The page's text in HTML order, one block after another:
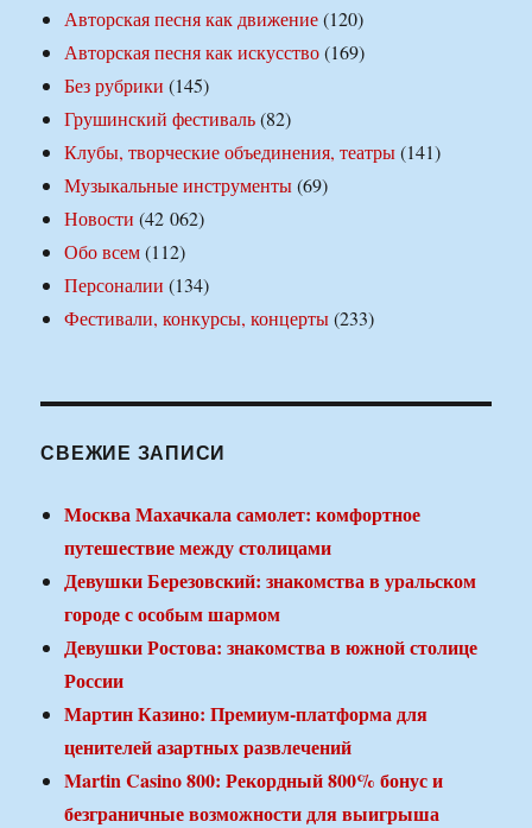
Авторская песня как движение(120)
Авторская песня как искусство(169)
Без рубрики (145)
Грушинский фестиваль(82)
Клубы, творческие объединения, театры(141)
Музыкальные инструменты(69)
Новости (42 062)
Обо всем(112)
Персоналии (134)
Фестивали, конкурсы, концерты(233)
СВЕЖИЕ ЗАПИСИ
Москва Махачкала самолет: комфортное
путешествие между столицами
Девушки Березовский: знакомства в уральском
городе с особым шармом
Девушки Ростова: знакомства в южной столице
России
Мартин Казино: Премиум-платформа для
ценителей азартных развлечений
Martin Casino 800: Рекордный 800% бонус и
безграничные возможности для выигрыша